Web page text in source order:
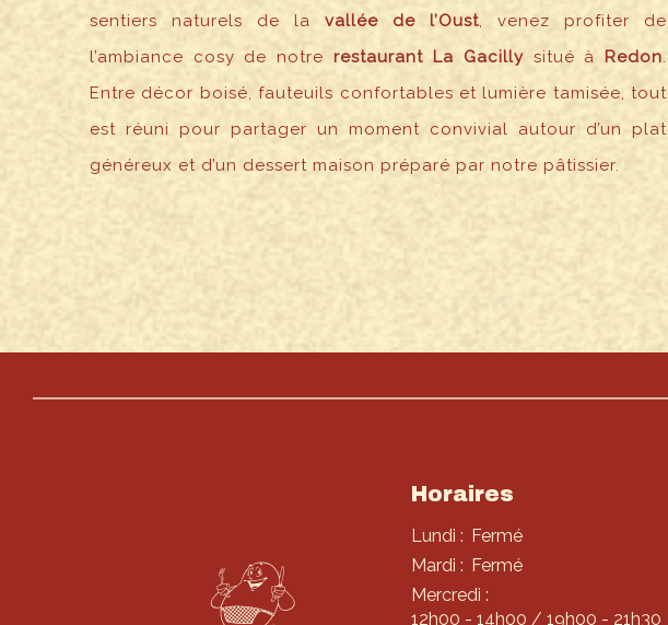
sentiers naturels de la vallée de l’Oust, venez profiter de
l’ambiance cosy de notre restaurant La Gacillysitué à Redon.
Entre décor boisé, fauteuils confortables et lumière tamisée, tout
est réuni pour partager un moment convivial autour d’un plat
généreux et d’un dessert maison préparé par notre pâtissier.
Horaires
Lundi : Fermé
Mardi : Fermé
Mercredi :
12h00 - 14h00 / 19h00 - 21h30